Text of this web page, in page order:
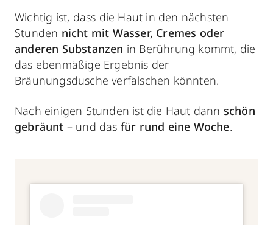
Wichtig ist, dass die Haut in den nächsten
Stunden nicht mit Wasser, Cremes oder
anderen Substanzen in Berührung kommt, die
das ebenmäßige Ergebnis der
Bräunungsdusche verfälschen könnten.
Nach einigen Stunden ist die Haut dann schön
gebräunt – und das für rund eine Woche.